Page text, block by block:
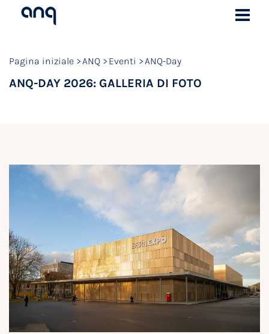
Pagina iniziale ANQ Eventi ANQ-Day
ANQ-DAY 2026: GALLERIA DI FOTO